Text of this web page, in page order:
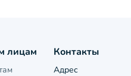
лицам Контакты
Адрес